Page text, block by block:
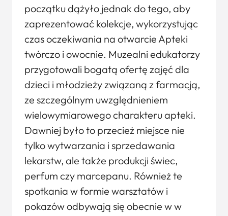
początku dążyło jednak do tego, aby
zaprezentować kolekcje, wykorzystując
czas oczekiwania na otwarcie Apteki
twórczo i owocnie. Muzealni edukatorzy
przygotowali bogatą ofertę zajęć dla
dzieci i młodzieży związaną z farmacją,
ze szczególnym uwzględnieniem
wielowymiarowego charakteru apteki.
Dawniej było to przecież miejsce nie
tylko wytwarzania i sprzedawania
lekarstw, ale także produkcji świec,
perfum czy marcepanu. Również te
spotkania w formie warsztatów i
pokazów odbywają się obecnie w w